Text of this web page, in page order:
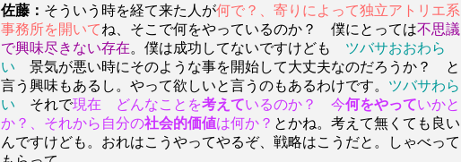
佐藤： そういう時を経て来た人が何で？、寄りによって独立アトリエ系
事務所を開いてね、そこで何をやっているのか？ 僕にとっては不思議
で興味尽きない存在。僕は成功してないですけども ツバサおおわら
い 景気が悪い時にそのような事を開始して大丈夫なのだろうか？ と
言う興味もあるし。やって欲しいと言うのもあるわけです。 ツバサわら
い それで現在 どんなことを考えているのか？ 今何をやっていかと
か？、それから自分の社会的価値は何か？ とかね。考えて無くても良い
んですけども。おれはこうやってやるぞ、戦略はこうだと。しゃべって